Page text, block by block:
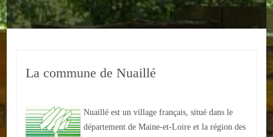
Bientôt 16 ans
Urbanisme
Santé
La commune de Nuaillé
Nuaillé est un village français, situé dans le
département de Maine-et-Loire et la région des